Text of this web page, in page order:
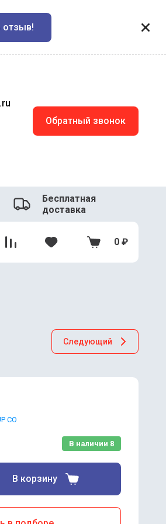
отзыв!
Обратный звонок
Бесплатная
доставка
0 ₽
Следующий
CO
В наличии 8
В корзину